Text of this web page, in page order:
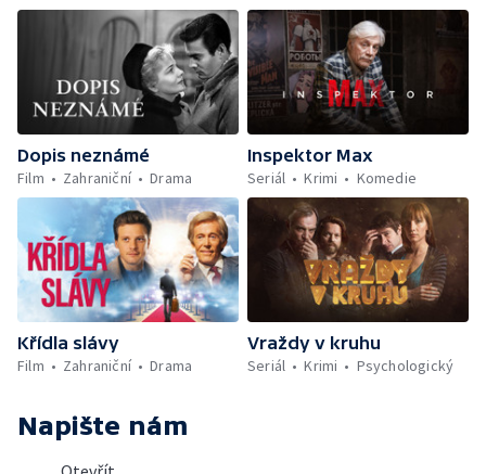
Dopis neznámé
Film
Zahraniční Drama
Inspektor Max
Seriál
Krimi Komedie
Křídla slávy
Film
Zahraniční Drama
Vraždy v kruhu
Seriál
Krimi Psychologický
Napište nám